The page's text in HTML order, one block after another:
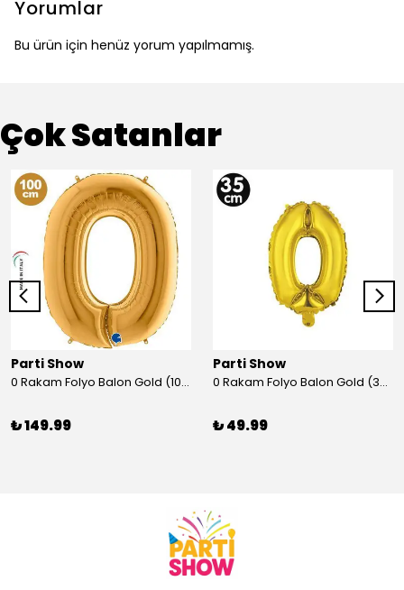
Yorumlar
Bu ürün için henüz yorum yapılmamış.
Çok Satanlar
Parti Show
0 Rakam Folyo Balon Gold (100x70 cm)
₺ 149.99
Parti Show
0 Rakam Folyo Balon Gold (35 cm)
₺ 49.99